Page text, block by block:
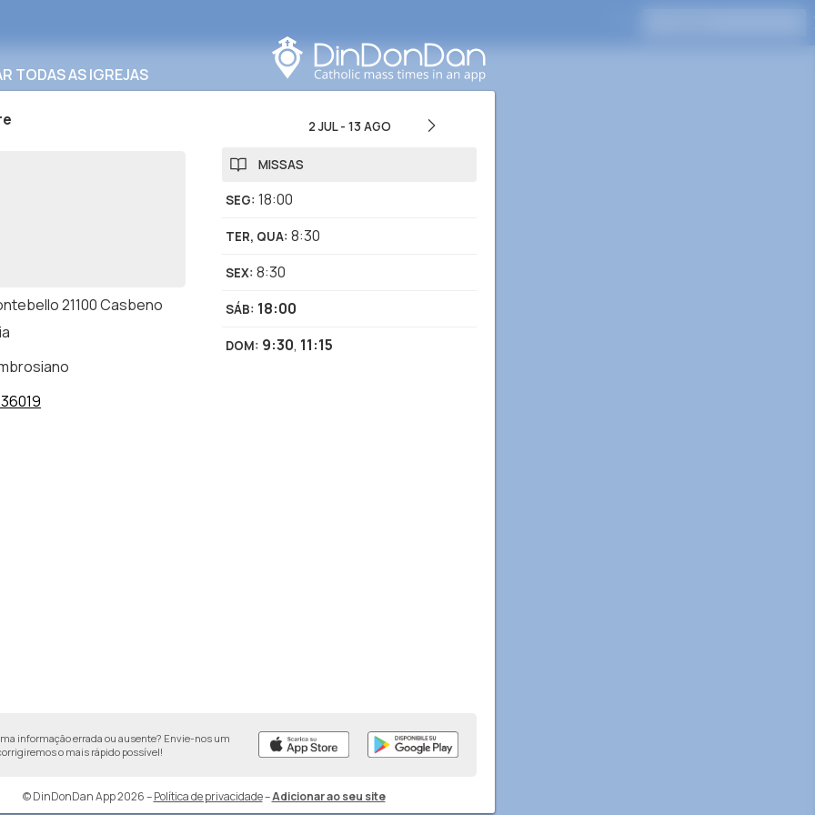
TODAS AS IGREJAS
21100 Casbeno
2 JUL- 13 AGO
MISSAS
SEG: 18:00
TER, QUA: 8:30
SEX: 8:30
SÁB: 18:00
DOM: 9:30, 11:15
informação errada ou ausente? Envie-nos um
o mais rápido possível!
© DinDonDan App 2026– Política de privacidade–Adicionar ao seu site